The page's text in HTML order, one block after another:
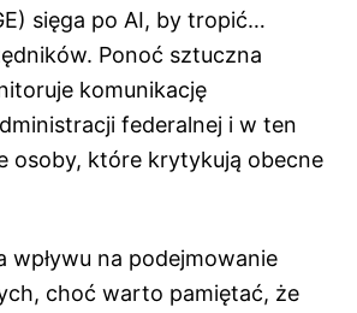
sięga po AI, by tropić…
Ponoć sztuczna
komunikację
federalnej i w ten
osoby, które krytykują obecne
wpływu na podejmowanie
choć warto pamiętać, że